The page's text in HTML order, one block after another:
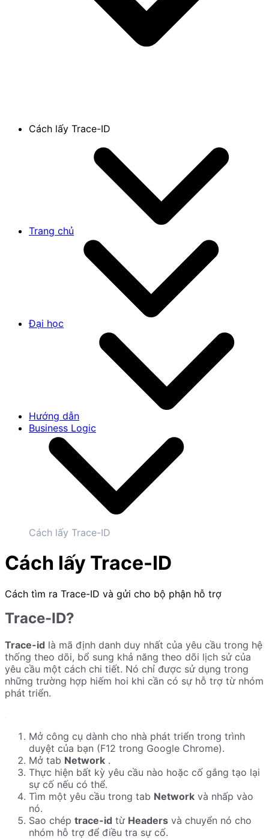
Cách lấy Trace-ID
Trang chủ
Đại học
Hướng dẫn
Business Logic
Cách lấy Trace-ID
Cách lấy Trace-ID
Cách tìm ra Trace-ID và gửi cho bộ phận hỗ trợ
Trace-ID?
Trace-id là mã định danh duy nhất của yêu cầu trong hệ
thống theo dõi, bổ sung khả năng theo dõi lịch sử của
yêu cầu một cách chi tiết. Nó chỉ được sử dụng trong
những trường hợp hiếm hoi khi cần có sự hỗ trợ từ nhóm
phát triển.
Mở công cụ dành cho nhà phát triển trong trình
duyệt của bạn (F12 trong Google Chrome).
Mở tab Network .
Thực hiện bất kỳ yêu cầu nào hoặc cố gắng tạo lại
sự cố nếu có thể.
Tìm một yêu cầu trong tab Network và nhấp vào
nó.
Sao chép trace-id từ Headers và chuyển nó cho
nhóm hỗ trợ để điều tra sự cố.